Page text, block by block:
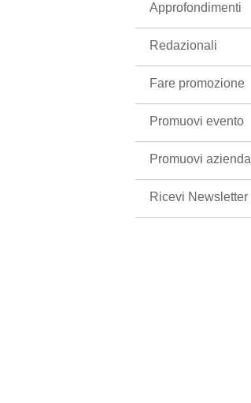
Approfondimenti
Redazionali
Fare promozione
Promuovi evento
Promuovi azienda
Ricevi Newsletter